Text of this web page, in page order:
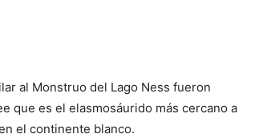
al Monstruo del Lago Ness fueron
que es el elasmosáurido más cercano a
el continente blanco.